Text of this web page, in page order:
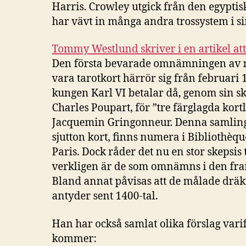
Harris. Crowley utgick från den
har vävt in många andra trossystem i
Tommy Westlund skriver i en artikel att
Den första bevarade omnämningen av
vara tarotkort härrör sig från februari
kungen Karl VI betalar då, genom sin
Charles Poupart, för ”tre färglagda
Jacquemin Gringonneur. Denna
sjutton kort, finns numera i
Paris. Dock råder det nu en stor
verkligen är de som omnämns i den
Bland annat påvisas att de målade
antyder sent 1400-tal.
Han har också samlat olika förslag
kommer: